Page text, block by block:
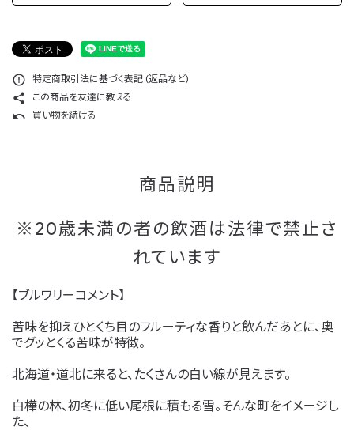
error_outline 特定商取引法に基づく表記 (返品など)
share この商品を友達に教える
undo 買い物を続ける
商品説明
※20歳未満の者の飲酒は法律で禁止さ
れています
【ブルワリーコメント】
苦味を抑えひとくち目のフルーティな香りと飲んだあとに、奥
でグッとくる苦味が特徴。
北海道・道北に来ると、たくさんの白い線が見えます。
白樺の林、初冬に低い尾根に積もる雪。そんな町をイメージし
た、